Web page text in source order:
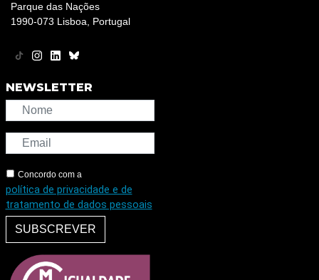
Parque das Nações
1990-073 Lisboa, Portugal
NEWSLETTER
Concordo com a
política de privacidade e de
tratamento de dados pessoais
SUBSCREVER